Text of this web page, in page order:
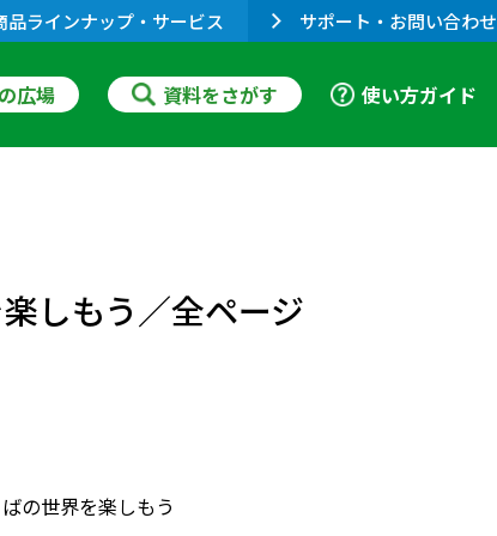
品ラインナップ・サービス サポート・お問い合わせ
広場 資料をさがす 使い方ガイド
しもう／全ページ
の世界を楽しもう